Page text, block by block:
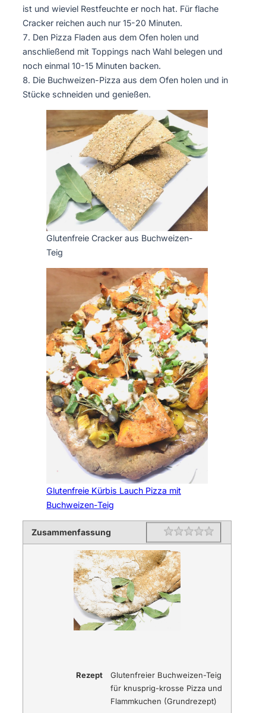
ist und wieviel Restfeuchte er noch hat. Für flache
Cracker reichen auch nur 15-20 Minuten.
Den Pizza Fladen aus dem Ofen holen und
anschließend mit Toppings nach Wahl belegen und
noch einmal 10-15 Minuten backen.
Die Buchweizen-Pizza aus dem Ofen holen und in
Stücke schneiden und genießen.
Glutenfreie Cracker aus Buchweizen-
Teig
Glutenfreie Kürbis Lauch Pizza mit
Buchweizen-Teig
Zusammenfassung Rating 1 star
2 stars
3 stars
4 stars
5 stars
Rezept
Glutenfreier Buchweizen-Teig
für knusprig-krosse Pizza und
Flammkuchen (Grundrezept)